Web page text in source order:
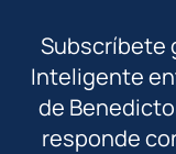
Subscríbete
Inteligente
de
responde